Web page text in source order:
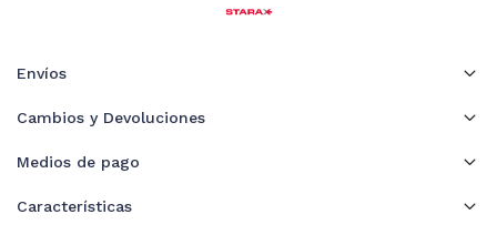
Envíos
Cambios y Devoluciones
Medios de pago
Características